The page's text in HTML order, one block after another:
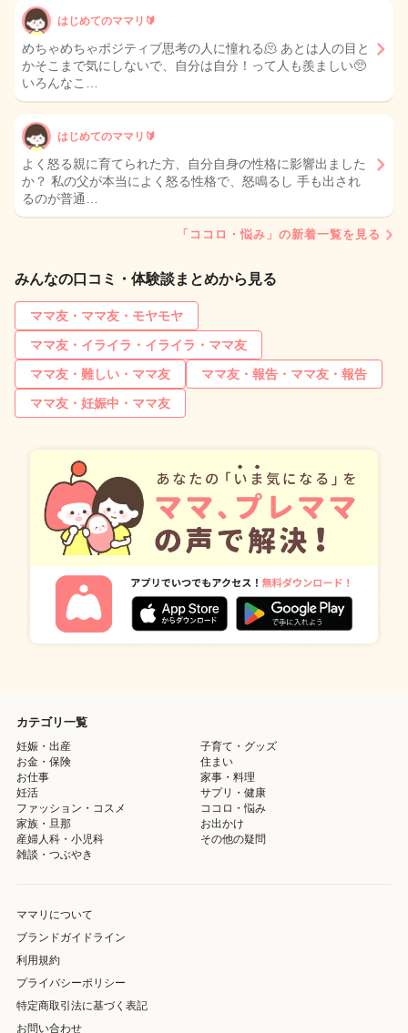
はじめてのママリ🔰
めちゃめちゃポジティブ思考の人に憧れる🫠 あとは人の目と
かそこまで気にしないで、自分は自分！って人も羨ましい🥺
いろんなこ…
はじめてのママリ🔰
よく怒る親に育てられた方、自分自身の性格に影響出ました
か？ 私の父が本当によく怒る性格で、怒鳴るし 手も出され
るのが普通…
「ココロ・悩み」の新着一覧を見る
みんなの口コミ・体験談まとめから見る
ママ友・ママ友・モヤモヤ
ママ友・イライラ・イライラ・ママ友
ママ友・難しい・ママ友
ママ友・報告・ママ友・報告
ママ友・妊娠中・ママ友
カテゴリ一覧
妊娠・出産
子育て・グッズ
お金・保険
住まい
お仕事
家事・料理
妊活
サプリ・健康
ファッション・コスメ
ココロ・悩み
家族・旦那
お出かけ
産婦人科・小児科
その他の疑問
雑談・つぶやき
ママリについて
ブランドガイドライン
利用規約
プライバシーポリシー
特定商取引法に基づく表記
お問い合わせ